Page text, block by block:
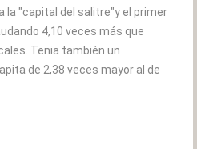
la "capital del salitre"y el primer
4,10 veces más que
Tenia también un
de 2,38 veces mayor al de